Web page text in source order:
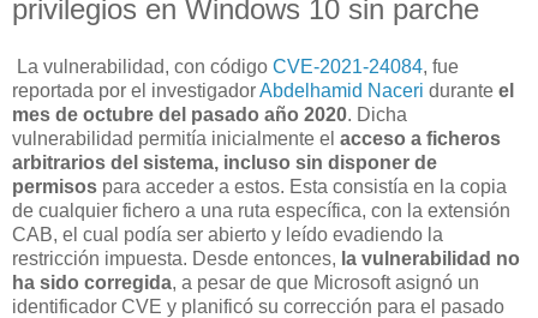
privilegios en Windows 10 sin parche
La vulnerabilidad, con código CVE-2021-24084, fue
reportada por el investigadorAbdelhamid Naceri durante el
mes de octubre del pasado año 2020. Dicha
vulnerabilidad permitía inicialmente el acceso a ficheros
arbitrarios del sistema, incluso sin disponer de
permisos para acceder a estos. Esta consistía en la copia
de cualquier fichero a una ruta específica, con la extensión
CAB, el cual podía ser abierto y leído evadiendo la
restricción impuesta. Desde entonces, la vulnerabilidad no
ha sido corregida, a pesar de que Microsoft asignó un
identificador CVE y planificó su corrección para el pasado